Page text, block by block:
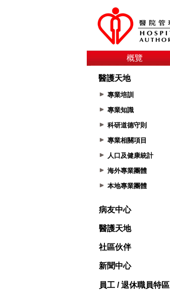
概覽
醫護天地
專業培訓
專業知識
科研道德守則
專業相關項目
人口及健康統計
海外專業團體
本地專業團體
病友中心
醫護天地
社區伙伴
新聞中心
員工 / 退休職員特區